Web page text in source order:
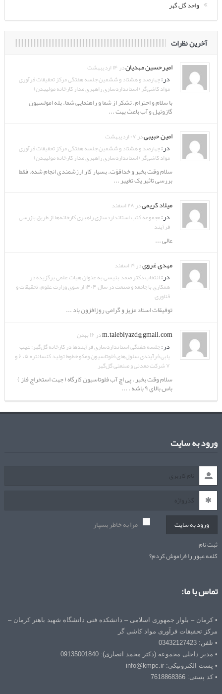
واحد گل گهر
آخرین نظرات
امیرحسین مهدیاندر ۱۴ اردیبهشت
در:چهارصد و هشتاد و ششمین جلسه هفتگی مرکز تحقیقات فرآوری
مواد کاشی‌گر (استانداردسازی راهبری مدار کارخانه مولیبدن)
با سلام و احترام. تشکر از شما و راهنمایی شما. بله امولسیون
گازوئیل و آب باعث بهت ...
امین حبیبیدر ۰۷ اردیبهشت
در:چهارصد و هشتاد و ششمین جلسه هفتگی مرکز تحقیقات فرآوری
مواد کاشی‌گر (استانداردسازی راهبری مدار کارخانه مولیبدن)
سلام وقت بخیر و خداقوّت. بسیار کار ارزشمندی انجام شده. فقط
بررسی تاثیر یک تغییر ...
میلاد کریمیدر ۲۸ اسفند
در:مجموعه کتب استانداردسازی راهبری کارخانه‌ها از طریق بازرسی
فرآیند
عالی ...
مهدی غرویدر ۱۹ اسفند
در:انتخاب دکتر صمد بنیسی به عنوان هیات علمی برگزیده در
همکاری با جامعه و صنعت در سال ۱۴۰۴ از سوی وزارت علوم، تحقیقات و
فناوری
توفیقات استاد عزیز و گرامی روزافزون باد ...
m.talebiyazd@gmail.comدر ۱۶ بهمن
در:جلسه هفتگی استانداردسازی فرآیندها در کارخانه گل‌گهر: عیب
یابی فرآیندی سلول‌های فلوتاسیون ومکو خطوط تولید کنسانتره ۵، ۶ و
۷ شرکت معدنی و صنعتی گل‌گهر
سلام وقت بخیر . پی اچ آب فلوتاسیون کارگاه ( جهت استخراج فلز )
باس بالای ۹ باشه . ...
ورود به سایت
ورود به سایت مرا به خاطر بسپار
ثبت نام
کلمه عبور را فراموش کردم؟
تماس با ما:
• کرمان – بلوار جمهوری اسلامی – دانشکده فنی دانشگاه شهید باهنر کرمان –
مرکز تحقیقات فرآوری مواد کاشی گر
• تلفن: 03432127423
• مدیر داخلی مجموعه (دکتر محمد انصاری): 09135001840
• پست الکترونیکی: info@kmpc.ir
• کد پستی: 7618868366